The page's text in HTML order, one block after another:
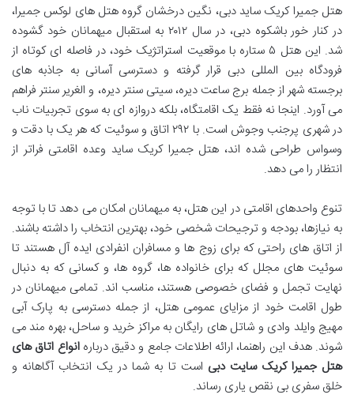
هتل جمیرا کریک ساید دبی، نگین درخشان گروه هتل های لوکس جمیرا،
در کنار خور باشکوه دبی، در سال ۲۰۱۲ به استقبال میهمانان خود گشوده
شد. این هتل ۵ ستاره با موقعیت استراتژیک خود، در فاصله ای کوتاه از
فرودگاه بین المللی دبی قرار گرفته و دسترسی آسانی به جاذبه های
برجسته شهر از جمله برج ساعت دیره، سیتی سنتر دیره، و الغریر سنتر فراهم
می آورد. اینجا نه فقط یک اقامتگاه، بلکه دروازه ای به سوی تجربیات ناب
در شهری پرجنب وجوش است. با ۲۹۲ اتاق و سوئیت که هر یک با دقت و
وسواس طراحی شده اند، هتل جمیرا کریک ساید وعده اقامتی فراتر از
انتظار را می دهد.
تنوع واحدهای اقامتی در این هتل، به میهمانان امکان می دهد تا با توجه
به نیازها، بودجه و ترجیحات شخصی خود، بهترین انتخاب را داشته باشند.
از اتاق های راحتی که برای زوج ها و مسافران انفرادی ایده آل هستند تا
سوئیت های مجلل که برای خانواده ها، گروه ها، و کسانی که به دنبال
نهایت تجمل و فضای خصوصی هستند، مناسب اند. تمامی میهمانان در
طول اقامت خود از مزایای عمومی هتل، از جمله دسترسی به پارک آبی
مهیج وایلد وادی و شاتل های رایگان به مراکز خرید و ساحل، بهره مند می
شوند. هدف این راهنما، ارائه اطلاعات جامع و دقیق دربارهانواع اتاق های
هتل جمیرا کریک سایت دبی است تا به شما در یک انتخاب آگاهانه و
خلق سفری بی نقص یاری رساند.